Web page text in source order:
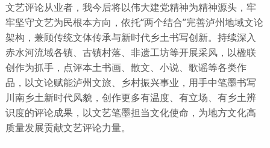
文艺评论从业者，我今后将以伟大建党精神为精神源头，牢
牢坚守文艺为民根本方向，依托“两个结合”完善泸州地域文论
架构，兼顾传统文体传承与新时代乡土书写创新。持续深入
赤水河流域各镇、古镇村落、非遗工坊等开展采风，以楹联
创作为抓手，点评本土书画、散文、小说、歌谣等各类作
品，以文论赋能泸州文旅、乡村振兴事业，用手中笔墨书写
川南乡土新时代风貌，创作更多有温度、有立场、有乡土辨
识度的评论成果，以文艺笔墨担当文化使命，为地方文化高
质量发展贡献文艺评论力量。